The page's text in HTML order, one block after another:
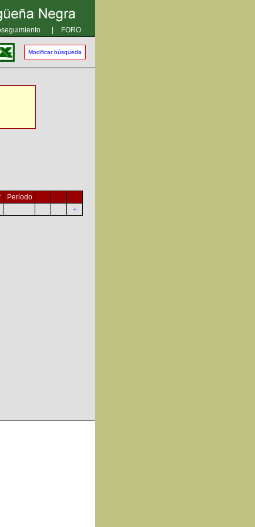
FORO
Modificar búsqueda
Periodo
+